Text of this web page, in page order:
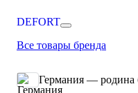
DEFORT
Все товары бренда
Германия — родина